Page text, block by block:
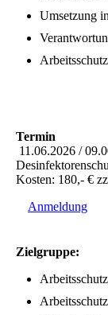
Umsetzung
Termin
11.06.2026 /
Kosten: 180,- €
Anmeldung
Zielgruppe: